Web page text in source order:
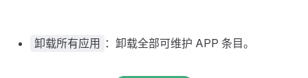
卸载所有应用 ：卸载全部可维护 APP 条目。